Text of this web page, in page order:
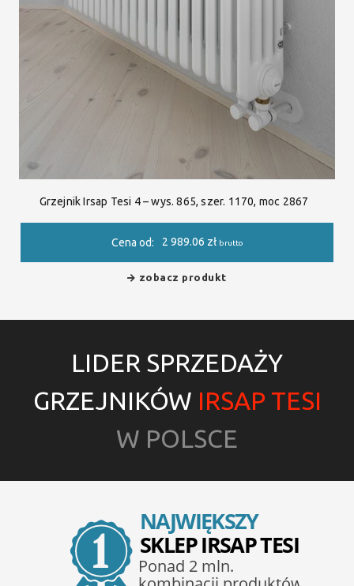
Grzejnik Irsap Tesi 4 – wys. 865, szer. 1170, moc 2867
Cena od: 2 989.06 zł brutto
zobacz produkt
LIDER SPRZEDAŻY
GRZEJNIKÓW IRSAP TESI
W POLSCE